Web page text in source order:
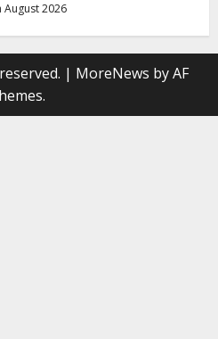
August 2026
| MoreNews by AF